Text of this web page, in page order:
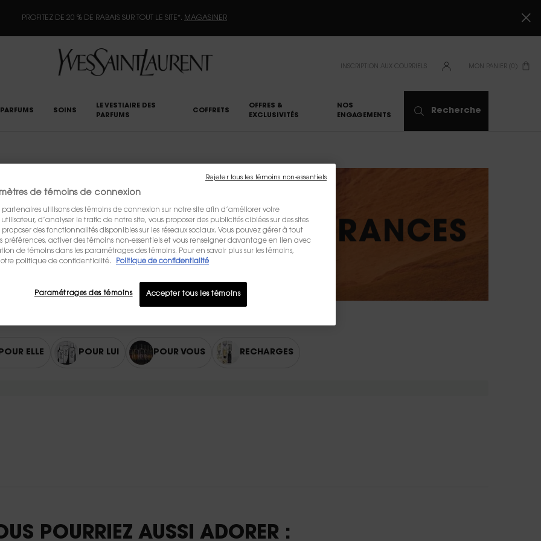
PROFITEZ DE 20 % DE RABAIS SUR TOUT LE SITE*. MAGASINER
INSCRIPTION AUX COURRIELS MON PANIER 0
0 PRODUCT IN CART
PARFUMS SOINS
LE VESTIAIRE DES
PARFUMS
COFFRETS
OFFRES &
EXCLUSIVITÉS
NOS
ENGAGEMENTS
Recherche
FRAGRANCES
ELLE POUR LUI POUR VOUS RECHARGES
POURRIEZ AUSSI ADORER :
de témoins de connexion
partenaires utilisons des témoins de connexion sur notre site afin d’améliorer votre
d’analyser le trafic de notre site, vous proposer des publicités ciblées sur des sites
proposer des fonctionnalités disponibles sur les réseaux sociaux. Vous pouvez gérer à tout
préférences, activer des témoins non-essentiels et vous renseigner davantage en lien avec
de témoins dans les paramétrages des témoins. Pour en savoir plus sur les témoins,
politique de confidentialité.
Politique de confidentialité
Accepter tous les témoins
Paramétrages des témoins
Rejeter tous les témoins non-essentiels